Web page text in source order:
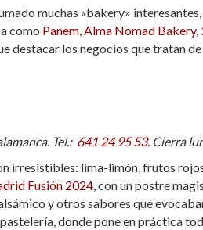
muchas «bakery»
como Panem,Alma Nomad Bakery,
destacar los negocios que tratan
Tel.: 641 24 95 53. Cierra
irresistibles: lima-limón, frutos
Fusión 2024, con un postre
y otros sabores que
donde pone en práctica